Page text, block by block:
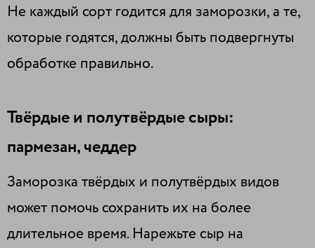
Не каждый сорт годится для заморозки, а те,
которые годятся, должны быть подвергнуты
обработке правильно.
Твёрдые и полутвёрдые сыры:
пармезан, чеддер
Заморозка твёрдых и полутвёрдых видов
может помочь сохранить их на более
длительное время. Нарежьте сыр на